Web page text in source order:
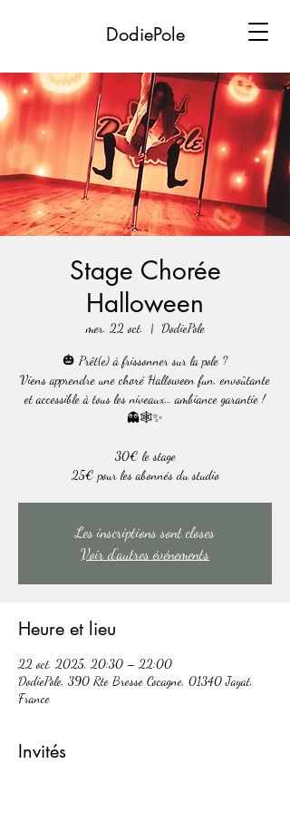
DodiePole
Stage Chorée
Halloween
mer. 22 oct.
  |
DodiePole
🎃 Prêt(e) à frissonner sur la pole ?
Viens apprendre une choré Halloween fun, envoûtante
et accessible à tous les niveaux… ambiance garantie !
👻🕸️✨
30€ le stage
25€ pour les abonnés du studio
Les inscriptions sont closes
Voir d'autres événements
Heure et lieu
22 oct. 2025, 20:30 – 22:00
DodiePole, 390 Rte Bresse Cocagne, 01340 Jayat,
France
Invités